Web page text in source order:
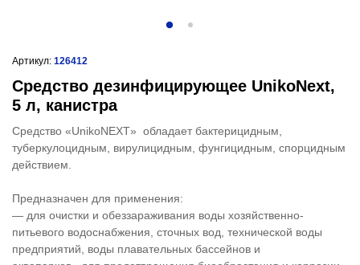
Артикул: 126412
Средство дезинфицирующее UnikoNext,
5 л, канистра
Средство «UnikoNEXT» обладает бактерицидным,
туберкулоцидным, вирулицидным, фунгицидным, спорцидным
действием.
Предназначен для применения:
— для очистки и обеззараживания воды хозяйственно-
питьевого водоснабжения, сточных вод, технической воды
предприятий, воды плавательных бассейнов и